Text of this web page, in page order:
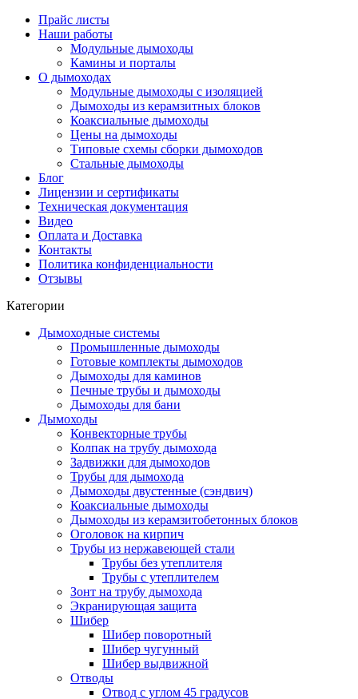
Прайс листы
Наши работы
Модульные дымоходы
Камины и порталы
О дымоходах
Модульные дымоходы с изоляцией
Дымоходы из керамзитных блоков
Коаксиальные дымоходы
Цены на дымоходы
Типовые схемы сборки дымоходов
Стальные дымоходы
Блог
Лицензии и сертификаты
Техническая документация
Видео
Оплата и Доставка
Контакты
Политика конфиденциальности
Отзывы
Категории
Дымоходные системы
Промышленные дымоходы
Готовые комплекты дымоходов
Дымоходы для каминов
Печные трубы и дымоходы
Дымоходы для бани
Дымоходы
Конвекторные трубы
Колпак на трубу дымохода
Задвижки для дымоходов
Трубы для дымохода
Дымоходы двустенные (сэндвич)
Коаксиальные дымоходы
Дымоходы из керамзитобетонных блоков
Оголовок на кирпич
Трубы из нержавеющей стали
Трубы без утеплителя
Трубы с утеплителем
Зонт на трубу дымохода
Экранирующая защита
Шибер
Шибер поворотный
Шибер чугунный
Шибер выдвижной
Отводы
Отвод с углом 45 градусов